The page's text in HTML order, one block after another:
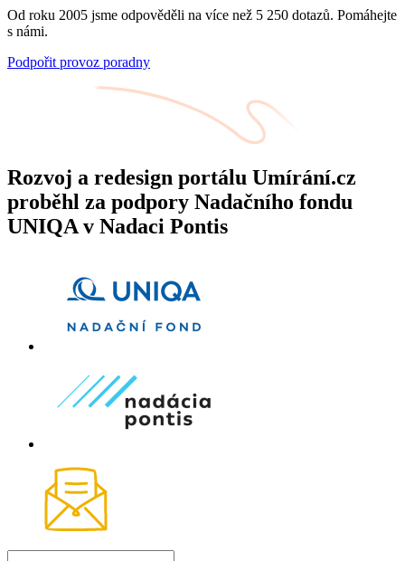
Od roku 2005 jsme odpověděli na více než 5 250 dotazů. Pomáhejte
s námi.
Podpořit provoz poradny
Rozvoj a redesign portálu Umírání.cz
proběhl za podpory Nadačního fondu
UNIQA v Nadaci Pontis